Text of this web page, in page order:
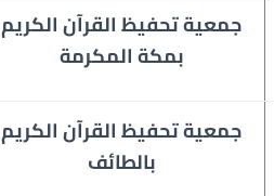
جمعية تحفيظ القرآن الكريم
بمكة المكرمة
جمعية تحفيظ القرآن الكريم
بالطائف